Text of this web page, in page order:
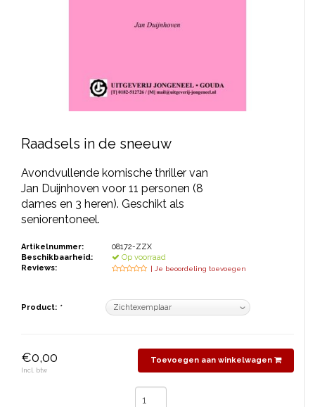
THEATERBOEKEN
SKETCHES
Raadsels in de sneeuw
Avondvullende komische thriller van
Jan Duijnhoven voor 11 personen (8
dames en 3 heren). Geschikt als
seniorentoneel.
Artikelnummer:
08172-ZZX
Beschikbaarheid:
Op voorraad
Reviews:
| Je beoordeling toevoegen
Product: *
€0,00
Incl. btw
Toevoegen aan winkelwagen